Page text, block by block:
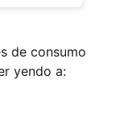
de consumo
yendo a: